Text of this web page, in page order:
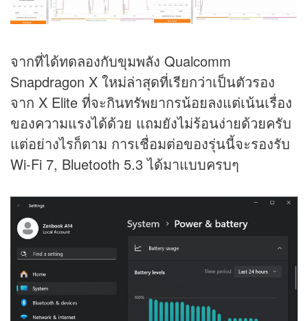
จากที่ได้ทดลองกับขุมพลัง Qualcomm
Snapdragon X ใหม่ล่าสุดที่เรียกว่าเป็นตัวรอง
จาก X Elite ที่จะกินทรัพยากรน้อยลงแต่เน้นเรื่อง
ของความแรงได้ด้วย แถมยังไม่ร้อนง่ายด้วยครับ
แต่อย่างไรก็ตาม การเชื่อมต่อของรุ่นนี้จะรองรับ
Wi-Fi 7, Bluetooth 5.3 ได้มาแบบครบๆ